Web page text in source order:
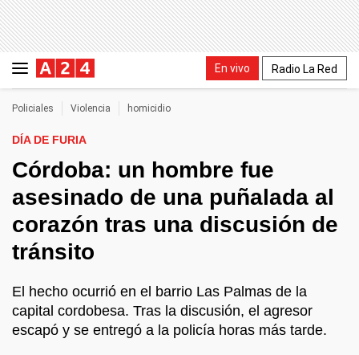
En vivo Radio La Red
Policiales Violencia homicidio
DÍA DE FURIA
Córdoba: un hombre fue
asesinado de una puñalada al
corazón tras una discusión de
tránsito
El hecho ocurrió en el barrio Las Palmas de la
capital cordobesa. Tras la discusión, el agresor
escapó y se entregó a la policía horas más tarde.